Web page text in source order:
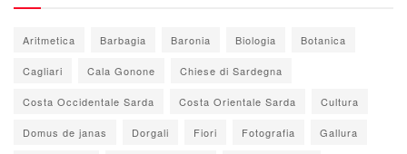
Aritmetica Barbagia Baronia Biologia Botanica
Cagliari Cala Gonone Chiese di Sardegna
Costa Occidentale Sarda Costa Orientale Sarda Cultura
Domus de janas Dorgali Fiori Fotografia Gallura